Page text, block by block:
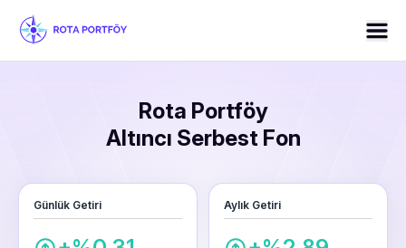
Rota Portföy
Altıncı Serbest Fon
Günlük Getiri Aylık Getiri